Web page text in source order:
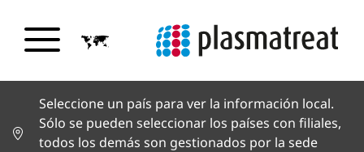
Seleccione un país para ver la información local.
Sólo se pueden seleccionar los países con filiales,
todos los demás son gestionados por la sede